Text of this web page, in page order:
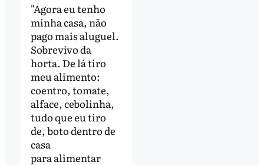
"Agora eu tenho
minha casa, não
pago mais aluguel.
Sobrevivo da
horta. De lá tiro
meu alimento:
coentro, tomate,
alface, cebolinha,
tudo que eu tiro
de, boto dentro de
casa
para alimentar